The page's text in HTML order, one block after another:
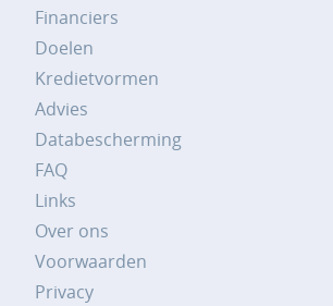
Financiers
Doelen
Kredietvormen
Advies
Databescherming
FAQ
Links
Over ons
Voorwaarden
Privacy